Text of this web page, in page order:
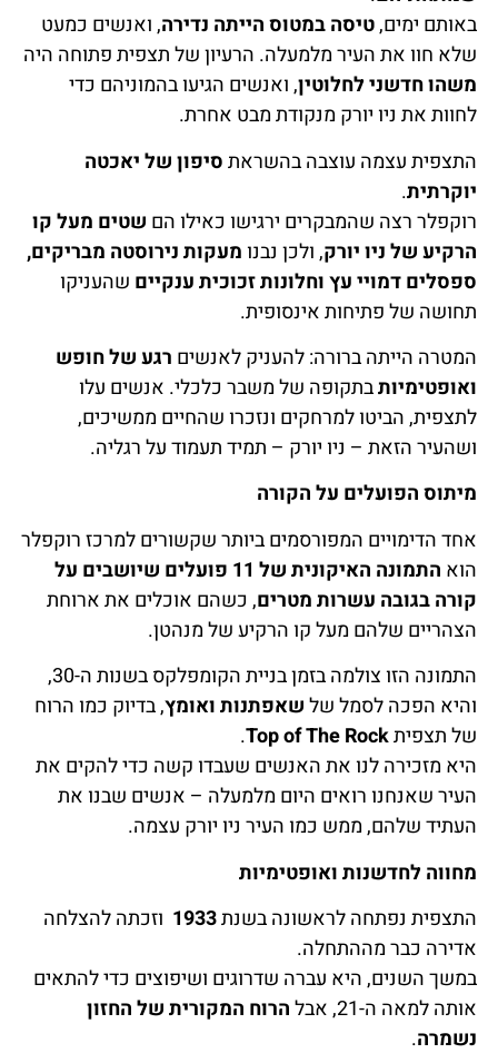
באותם ימים,טיסה במטוס הייתה נדירה, ואנשים כמעט
שלא חוו את העיר מלמעלה. הרעיון של תצפית פתוחה היה
משהו חדשני לחלוטין, ואנשים הגיעו בהמוניהם כדי
לחוות את ניו יורק מנקודת מבט אחרת.
התצפית עצמה עוצבה בהשראתסיפון של יאכטה
יוקרתית.
רוקפלר רצה שהמבקרים ירגישו כאילו הם שטים מעל קו
הרקיע של ניו יורק, ולכן נבנומעקות נירוסטה מבריקים,
ספסלים דמויי עץ וחלונות זכוכית ענקיים שהעניקו
תחושה של פתיחות אינסופית.
המטרה הייתה ברורה: להעניק לאנשים רגע של חופש
ואופטימיותבתקופה של משבר כלכלי. אנשים עלו
לתצפית, הביטו למרחקים ונזכרו שהחיים ממשיכים,
ושהעיר הזאת – ניו יורק – תמיד תעמוד על רגליה.
מיתוס הפועלים על הקורה
אחד הדימויים המפורסמים ביותר שקשורים למרכז רוקפלר
הוא
התמונה האיקונית של 11 פועלים שיושבים על
קורה בגובה עשרות מטרים, כשהם אוכלים את ארוחת
הצהריים שלהם מעל קו הרקיע של מנהטן.
התמונה הזו צולמה בזמן בניית הקומפלקס בשנות ה-30,
והיא הפכה לסמל שלשאפתנות ואומץ, בדיוק כמו הרוח
של תצפיתTop of The Rock
.
היא מזכירה לנו את האנשים שעבדו קשה כדי להקים את
העיר שאנחנו רואים היום מלמעלה – אנשים שבנו את
העתיד שלהם, ממש כמו העיר ניו יורק עצמה.
מחווה לחדשנות ואופטימיות
התצפית נפתחה לראשונה בשנת1933 וזכתה להצלחה
אדירה כבר מההתחלה.
במשך השנים, היא עברה שדרוגים ושיפוצים כדי להתאים
אותה למאה ה-21, אבל
הרוח המקורית של החזון
נשמרה.